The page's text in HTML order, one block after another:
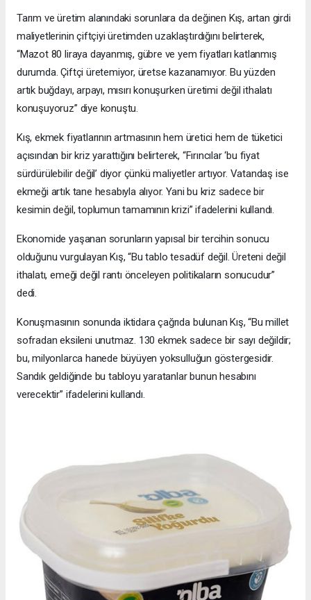
Tarım ve üretim alanındaki sorunlara da değinen Kış, artan girdi
maliyetlerinin çiftçiyi üretimden uzaklaştırdığını belirterek,
“Mazot 80 liraya dayanmış, gübre ve yem fiyatları katlanmış
durumda. Çiftçi üretemiyor, üretse kazanamıyor. Bu yüzden
artık buğdayı, arpayı, mısırı konuşurken üretimi değil ithalatı
konuşuyoruz” diye konuştu.
Kış, ekmek fiyatlarının artmasının hem üretici hem de tüketici
açısından bir kriz yarattığını belirterek, “Fırıncılar ‘bu fiyat
sürdürülebilir değil’ diyor çünkü maliyetler artıyor. Vatandaş ise
ekmeği artık tane hesabıyla alıyor. Yani bu kriz sadece bir
kesimin değil, toplumun tamamının krizi” ifadelerini kullandı.
Ekonomide yaşanan sorunların yapısal bir tercihin sonucu
olduğunu vurgulayan Kış, “Bu tablo tesadüf değil. Üreteni değil
ithalatı, emeği değil rantı önceleyen politikaların sonucudur”
dedi.
Konuşmasının sonunda iktidara çağrıda bulunan Kış, “Bu millet
sofradan eksileni unutmaz. 130 ekmek sadece bir sayı değildir;
bu, milyonlarca hanede büyüyen yoksulluğun göstergesidir.
Sandık geldiğinde bu tabloyu yaratanlar bunun hesabını
verecektir” ifadelerini kullandı.